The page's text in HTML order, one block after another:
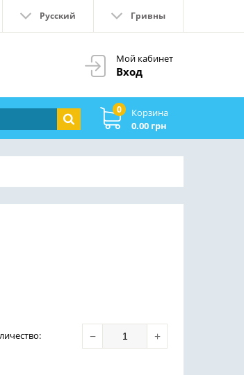
Русский Гривны
Мой кабинет
Вход
0
Корзина
0.00 грн
: − +